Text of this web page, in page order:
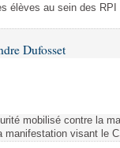
élèves au sein des
Dufosset
mobilisé contre la
manifestation visant le